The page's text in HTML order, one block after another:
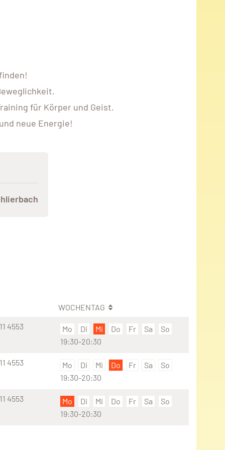
für Körper und Geist.
neue Energie!
WOCHENTAG
4553
Mo Di Mi Do Fr Sa
So
19:30-20:30
4553
Mo Di Mi Do Fr Sa
So
19:30-20:30
4553
Mo Di Mi Do Fr Sa
So
19:30-20:30